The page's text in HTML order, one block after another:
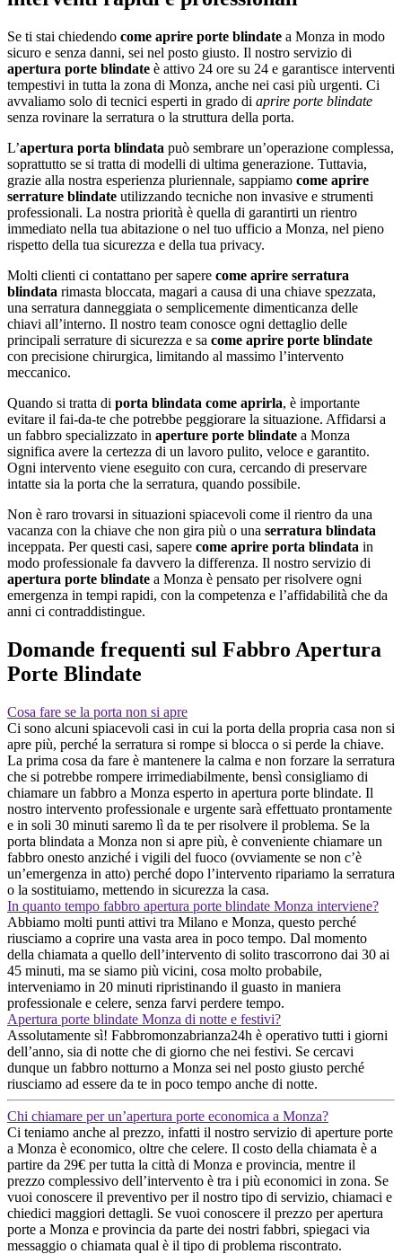
Se ti stai chiedendo come aprire porte blindate a Monza in modo
sicuro e senza danni, sei nel posto giusto. Il nostro servizio di
apertura porte blindate è attivo 24 ore su 24 e garantisce interventi
tempestivi in tutta la zona di Monza, anche nei casi più urgenti. Ci
avvaliamo solo di tecnici esperti in grado di aprire porte blindate
senza rovinare la serratura o la struttura della porta.
L’apertura porta blindata può sembrare un’operazione complessa,
soprattutto se si tratta di modelli di ultima generazione. Tuttavia,
grazie alla nostra esperienza pluriennale, sappiamo come aprire
serrature blindate utilizzando tecniche non invasive e strumenti
professionali. La nostra priorità è quella di garantirti un rientro
immediato nella tua abitazione o nel tuo ufficio a Monza, nel pieno
rispetto della tua sicurezza e della tua privacy.
Molti clienti ci contattano per sapere come aprire serratura
blindata rimasta bloccata, magari a causa di una chiave spezzata,
una serratura danneggiata o semplicemente dimenticanza delle
chiavi all’interno. Il nostro team conosce ogni dettaglio delle
principali serrature di sicurezza e sa come aprire porte blindate
con precisione chirurgica, limitando al massimo l’intervento
meccanico.
Quando si tratta di porta blindata come aprirla, è importante
evitare il fai-da-te che potrebbe peggiorare la situazione. Affidarsi a
un fabbro specializzato in aperture porte blindate a Monza
significa avere la certezza di un lavoro pulito, veloce e garantito.
Ogni intervento viene eseguito con cura, cercando di preservare
intatte sia la porta che la serratura, quando possibile.
Non è raro trovarsi in situazioni spiacevoli come il rientro da una
vacanza con la chiave che non gira più o una serratura blindata
inceppata. Per questi casi, sapere come aprire porta blindata in
modo professionale fa davvero la differenza. Il nostro servizio di
apertura porte blindate a Monza è pensato per risolvere ogni
emergenza in tempi rapidi, con la competenza e l’affidabilità che da
anni ci contraddistingue.
Domande frequenti sul Fabbro Apertura
Porte Blindate
Cosa fare se la porta non si apre
Ci sono alcuni spiacevoli casi in cui la porta della propria casa non si
apre più, perché la serratura si rompe si blocca o si perde la chiave.
La prima cosa da fare è mantenere la calma e non forzare la serratura
che si potrebbe rompere irrimediabilmente, bensì consigliamo di
chiamare un fabbro a Monza esperto in apertura porte blindate. Il
nostro intervento professionale e urgente sarà effettuato prontamente
e in soli 30 minuti saremo lì da te per risolvere il problema. Se la
porta blindata a Monza non si apre più, è conveniente chiamare un
fabbro onesto anziché i vigili del fuoco (ovviamente se non c’è
un’emergenza in atto) perché dopo l’intervento ripariamo la serratura
o la sostituiamo, mettendo in sicurezza la casa.
In quanto tempo fabbro apertura porte blindate Monza interviene?
Abbiamo molti punti attivi tra Milano e Monza, questo perché
riusciamo a coprire una vasta area in poco tempo. Dal momento
della chiamata a quello dell’intervento di solito trascorrono dai 30 ai
45 minuti, ma se siamo più vicini, cosa molto probabile,
interveniamo in 20 minuti ripristinando il guasto in maniera
professionale e celere, senza farvi perdere tempo.
Apertura porte blindate Monza di notte e festivi?
Assolutamente sì! Fabbromonzabrianza24h è operativo tutti i giorni
dell’anno, sia di notte che di giorno che nei festivi. Se cercavi
dunque un fabbro notturno a Monza sei nel posto giusto perché
riusciamo ad essere da te in poco tempo anche di notte.
Chi chiamare per un’apertura porte economica a Monza?
Ci teniamo anche al prezzo, infatti il nostro servizio di aperture porte
a Monza è economico, oltre che celere. Il costo della chiamata è a
partire da 29€ per tutta la città di Monza e provincia, mentre il
prezzo complessivo dell’intervento è tra i più economici in zona. Se
vuoi conoscere il preventivo per il nostro tipo di servizio, chiamaci e
chiedici maggiori dettagli. Se vuoi conoscere il prezzo per apertura
porte a Monza e provincia da parte dei nostri fabbri, spiegaci via
messaggio o chiamata qual è il tipo di problema riscontrato.